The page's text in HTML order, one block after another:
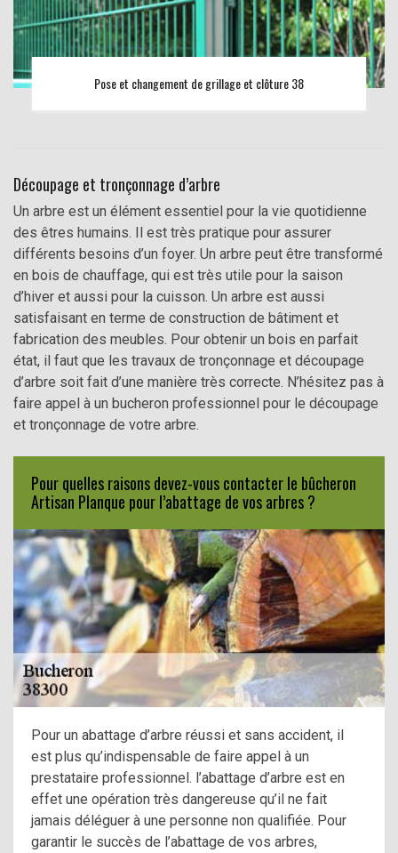
Pose et changement de grillage et clôture 38
Découpage et tronçonnage d’arbre
Un arbre est un élément essentiel pour la vie quotidienne
des êtres humains. Il est très pratique pour assurer
différents besoins d’un foyer. Un arbre peut être transformé
en bois de chauffage, qui est très utile pour la saison
d’hiver et aussi pour la cuisson. Un arbre est aussi
satisfaisant en terme de construction de bâtiment et
fabrication des meubles. Pour obtenir un bois en parfait
état, il faut que les travaux de tronçonnage et découpage
d’arbre soit fait d’une manière très correcte. N’hésitez pas à
faire appel à un bucheron professionnel pour le découpage
et tronçonnage de votre arbre.
Pour quelles raisons devez-vous contacter le bûcheron
Artisan Planque pour l’abattage de vos arbres ?
Pour un abattage d’arbre réussi et sans accident, il
est plus qu’indispensable de faire appel à un
prestataire professionnel. l’abattage d’arbre est en
effet une opération très dangereuse qu’il ne fait
jamais déléguer à une personne non qualifiée. Pour
garantir le succès de l’abattage de vos arbres,